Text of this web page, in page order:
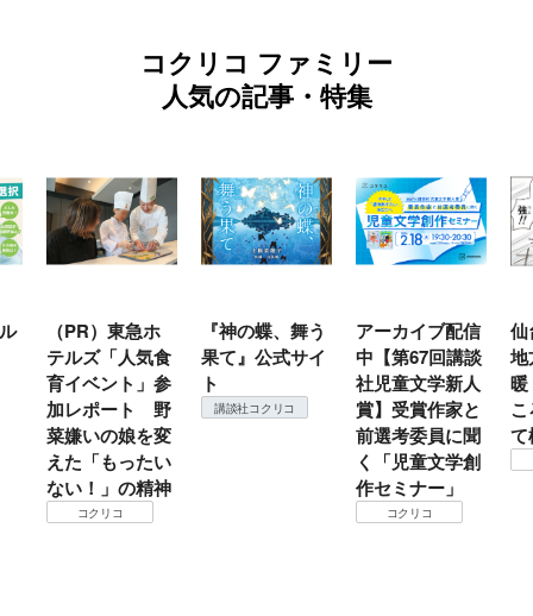
コクリコ ファミリー
人気の記事・特集
（PR）東急ホ
テルズ「人気食
育イベント」参
加レポート 野
菜嫌いの娘を変
えた「もったい
ない！」の精神
コクリコ
『神の蝶、舞う
果て』公式サイ
ト
講談社コクリコ
アーカイブ配信
中【第67回講談
社児童文学新人
賞】受賞作家と
前選考委員に聞
く「児童文学創
作セミナー」
コクリコ
仙
地
て